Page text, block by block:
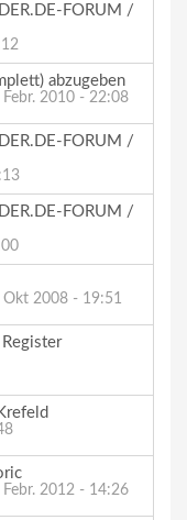
FORUM /
abzugeben
2010 - 22:08
FORUM /
FORUM /
2008 - 19:51
2012 - 14:26